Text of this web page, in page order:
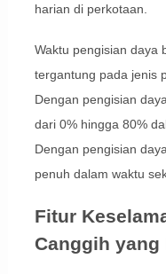
harian di perkotaan.
Waktu pengisian daya
tergantung pada jenis
Dengan pengisian
dari 0% hingga 80%
Dengan pengisian
penuh dalam waktu
Fitur
Canggih yang